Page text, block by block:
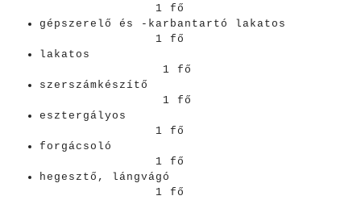
1 fő
gépszerelő és -karbantartó lakatos
1 fő
lakatos
1 fő
szerszámkészítő
1 fő
esztergályos
1 fő
forgácsoló
1 fő
hegesztő, lángvágó
1 fő